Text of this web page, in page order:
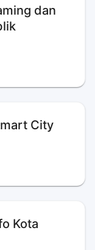
dan
City
Kota